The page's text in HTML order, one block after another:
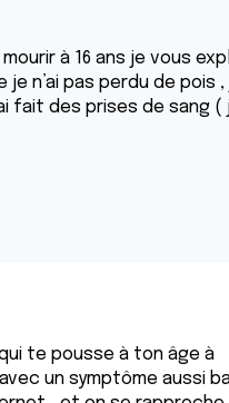
à 16 ans je vous
n’ai pas perdu de pois ,
fait des prises de sang (
te pousse à ton âge à
un symptôme aussi